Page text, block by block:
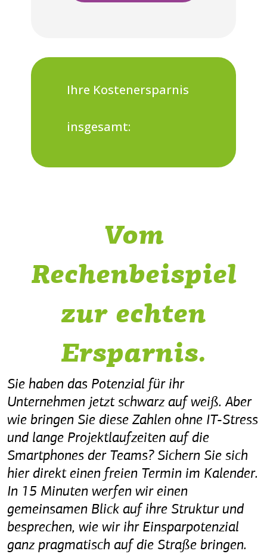
Ihre Kostenersparnis
insgesamt:
Vom
Rechenbeispiel
zur echten
Ersparnis.
Sie haben das Potenzial für ihr
Unternehmen jetzt schwarz auf weiß. Aber
wie bringen Sie diese Zahlen ohne IT-Stress
und lange Projektlaufzeiten auf die
Smartphones der Teams? Sichern Sie sich
hier direkt einen freien Termin im Kalender.
In 15 Minuten werfen wir einen
gemeinsamen Blick auf ihre Struktur und
besprechen, wie wir ihr Einsparpotenzial
ganz pragmatisch auf die Straße bringen.